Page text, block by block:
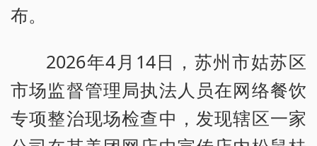
布。
2026年4月14日，苏州市姑苏区
市场监督管理局执法人员在网络餐饮
专项整治现场检查中，发现辖区一家